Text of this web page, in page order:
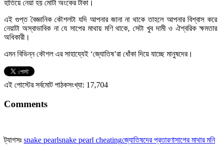
হাতিয়ে নেয়া হয় মোটা অংকের টাকা।
এই গুপ্ত বৈজ্ঞানিক কৌশলটা যদি আপনার জানা না থাকে তাহলে আপনার বিশ্বাস করে
নেয়াটা অস্বাভাবিক না যে সাপের মাথায় মণি থাকে, সেটা খুব দামী ও ঐশ্বরিক ক্ষমতার
অধিকারী।
এমন বিভিন্ন কৌশল এর সাহায্যেই ‘জ্যোতিষ’রা ধোঁকা দিয়ে যাচ্ছে মানুষদের।
এই পোস্টের সর্বমোট পাঠকসংখ্যা: 17,704
Comments
ট্যাগসঃ snake pearlsnake pearl cheatingজ্যোতিষদের প্রতারণাসাপের মাথার মনি